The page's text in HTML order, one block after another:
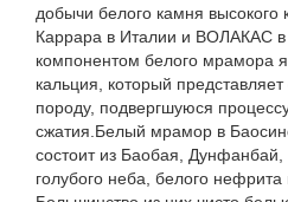
добычи белого камня высокого
Каррара в Италии и ВОЛАКАС
компонентом белого мрамора
кальция, который
породу, подвергшуюся
сжатия.Белый мрамор в
состоит из Баобая, Дунфанбай,
голубого неба, белого